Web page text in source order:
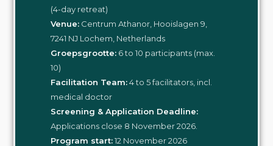
(4-day retreat)
Venue: Centrum Athanor, Hooislagen 9,
7241 NJ Lochem, Netherlands
Groepsgrootte: 6 to 10 participants (max.
10)
Facilitation Team:4 to 5 facilitators, incl.
medical doctor
Screening & Application Deadline:
Applications close 8 November 2026.
Program start:12 November 2026